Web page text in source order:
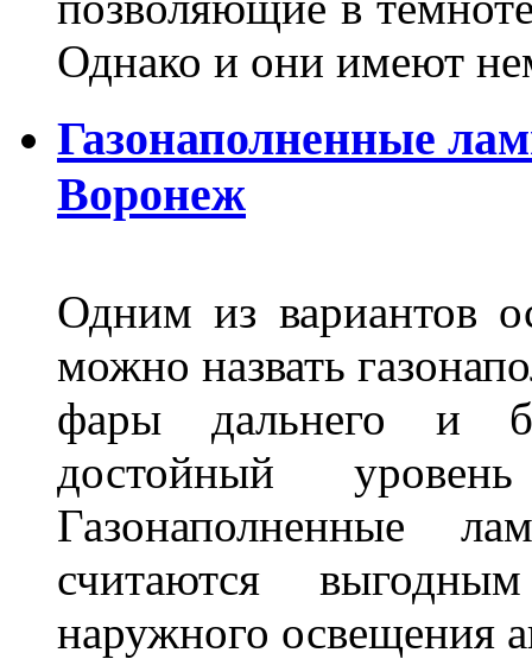
Однако и они имеют
Газонаполненные
Воронеж
Одним из вариантов
можно назвать
фары дальнего и
достойный
Газонаполненные
считаются
наружного освещения